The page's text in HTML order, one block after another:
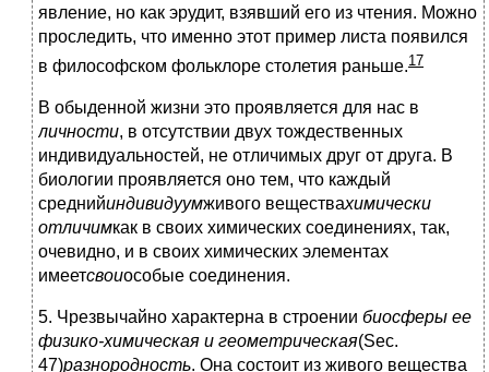
явление, но как эрудит, взявший его из чтения. Можно
проследить, что именно этот пример листа появился
в философском фольклоре столетия раньше.17
В обыденной жизни это проявляется для нас в
личности, в отсутствии двух тождественных
индивидуальностей, не отличимых друг от друга. В
биологии проявляется оно тем, что каждый
среднийиндивидуумживого веществахимически
отличимкак в своих химических соединениях, так,
очевидно, и в своих химических элементах
имеетсвоиособые соединения.
5. Чрезвычайно характерна в строении биосферы ее
физико-химическая и геометрическая(Sec.
47)разнородность. Она состоит из живого вещества